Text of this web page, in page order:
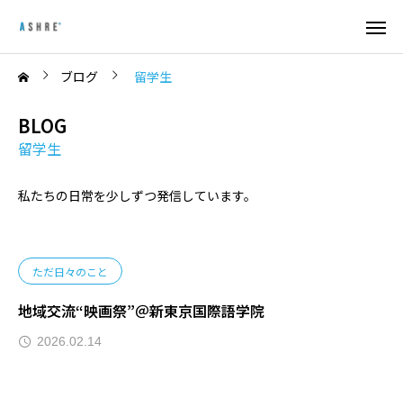
ブログ 留学生
BLOG
留学生
私たちの日常を少しずつ発信しています。
ただ日々のこと
地域交流“映画祭”＠新東京国際語学院
2026.02.14